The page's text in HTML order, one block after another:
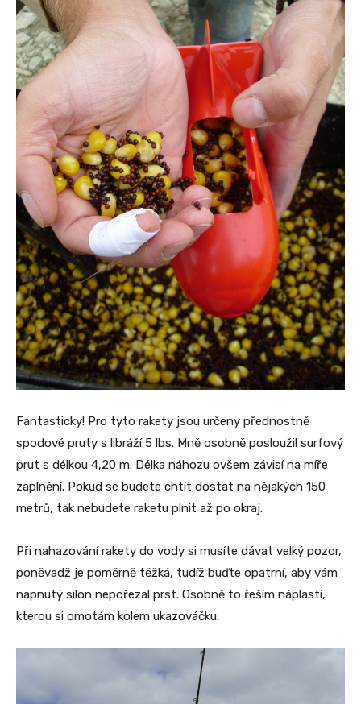
Fantasticky! Pro tyto rakety jsou určeny přednostně
spodové pruty s libráží 5 lbs. Mně osobně posloužil surfový
prut s délkou 4,20 m. Délka náhozu ovšem závisí na míře
zaplnění. Pokud se budete chtít dostat na nějakých 150
metrů, tak nebudete raketu plnit až po okraj.
Při nahazování rakety do vody si musíte dávat velký pozor,
poněvadž je poměrně těžká, tudíž buďte opatrní, aby vám
napnutý silon nepořezal prst. Osobně to řeším náplastí,
kterou si omotám kolem ukazováčku.